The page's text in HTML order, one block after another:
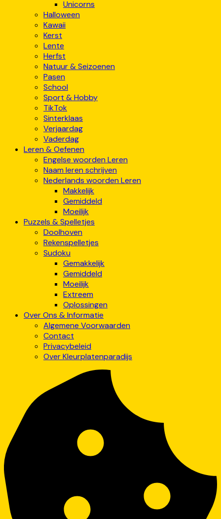
Unicorns
Halloween
Kawaii
Kerst
Lente
Herfst
Natuur & Seizoenen
Pasen
School
Sport & Hobby
TikTok
Sinterklaas
Verjaardag
Vaderdag
Leren & Oefenen
Engelse woorden Leren
Naam leren schrijven
Nederlands woorden Leren
Makkelijk
Gemiddeld
Moeilijk
Puzzels & Spelletjes
Doolhoven
Rekenspelletjes
Sudoku
Gemakkelijk
Gemiddeld
Moeilijk
Extreem
Oplossingen
Over Ons & Informatie
Algemene Voorwaarden
Contact
Privacybeleid
Over Kleurplatenparadijs